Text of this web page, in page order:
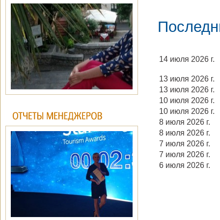
14 июля 2026 г.
13 июля 2026 г.
13 июля 2026 г.
10 июля 2026 г.
10 июля 2026 г.
8 июля 2026 г.
8 июля 2026 г.
7 июля 2026 г.
7 июля 2026 г.
6 июля 2026 г.